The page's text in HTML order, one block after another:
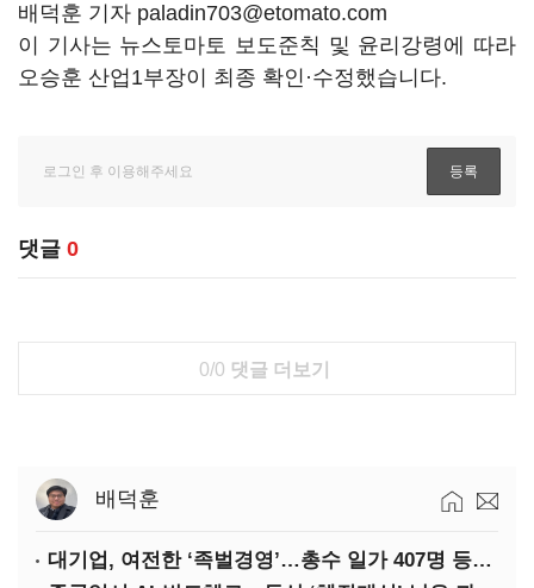
배덕훈 기자 paladin703@etomato.com
이 기사는 뉴스토마토 보도준칙 및 윤리강령에 따라
오승훈 산업1부장이 최종 확인·수정했습니다.
댓글 0
0/0 댓글 더보기
배덕훈
대기업, 여전한 ‘족벌경영’…총수 일가 407명 등기임원